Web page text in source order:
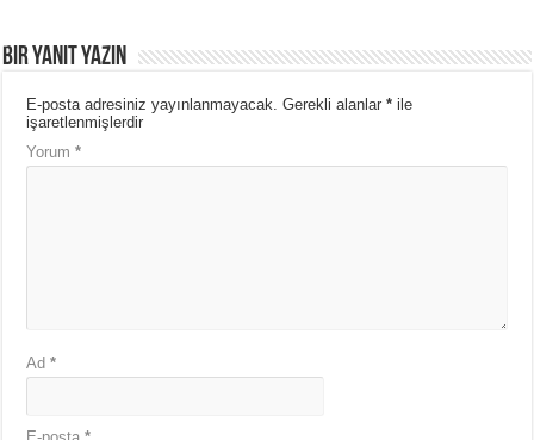
Bir yanıt yazın
E-posta adresiniz yayınlanmayacak. Gerekli alanlar* ile
işaretlenmişlerdir
Yorum*
Ad*